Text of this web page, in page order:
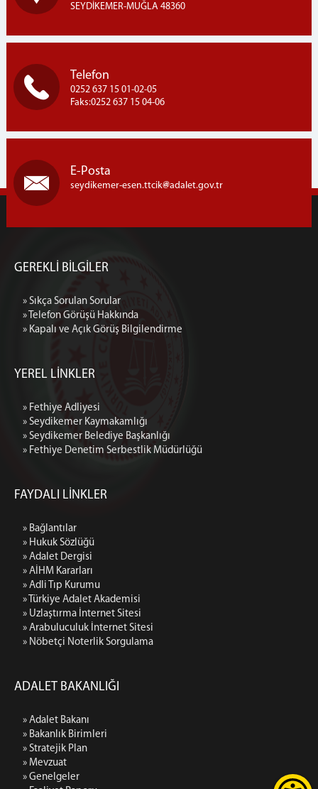
SEYDİKEMER-MUĞLA 48360
Telefon
0252 637 15 01-02-05
Faks:0252 637 15 04-06
E-Posta
seydikemer-esen.ttcik adalet.gov.tr
GEREKLİ BİLGİLER
» Sıkça Sorulan Sorular
» Telefon Görüşü Hakkında
» Kapalı ve Açık Görüş Bilgilendirme
YEREL LİNKLER
» Fethiye Adliyesi
» Seydikemer Kaymakamlığı
» Seydikemer Belediye Başkanlığı
» Fethiye Denetim Serbestlik Müdürlüğü
FAYDALI LİNKLER
» Bağlantılar
» Hukuk Sözlüğü
» Adalet Dergisi
» AİHM Kararları
» Adli Tıp Kurumu
» Türkiye Adalet Akademisi
» Uzlaştırma İnternet Sitesi
» Arabuluculuk İnternet Sitesi
» Nöbetçi Noterlik Sorgulama
ADALET BAKANLIĞI
» Adalet Bakanı
» Bakanlık Birimleri
» Stratejik Plan
» Mevzuat
» Genelgeler